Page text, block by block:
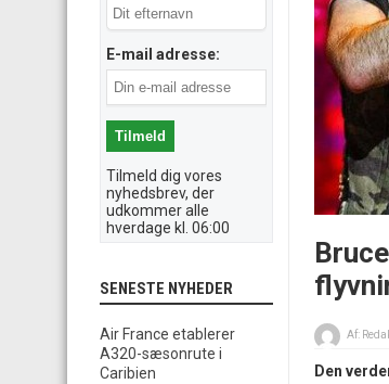
Af:
Den
E-mail adresse:
Tilmeld dig vores
nyhedsbrev, der
udkommer alle
hverdage kl. 06:00
SENESTE NYHEDER
Air France etablerer
A320-sæsonrute i
Caribien